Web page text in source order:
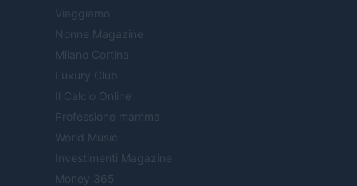
Viaggiamo
Nonne Magazine
Milano Cortina
Luxury Club
Il Calcio Online
Professione mamma
World Music
Investimenti Magazine
Money 365